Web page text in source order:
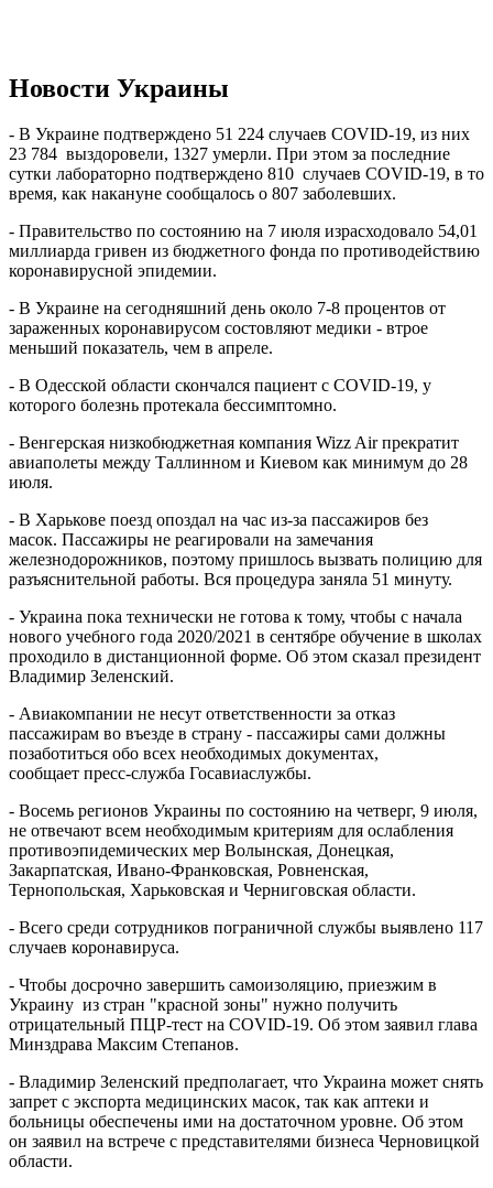
Новости Украины
- В Украине подтверждено 51 224 случаев COVID-19, из них
23 784 выздоровели, 1327 умерли. При этом за последние
сутки лабораторно подтверждено 810 случаев COVID-19, в то
время, как накануне сообщалось о 807 заболевших.
- Правительство по состоянию на 7 июля израсходовало 54,01
миллиарда гривен из бюджетного фонда по противодействию
коронавирусной эпидемии.
- В Украине на сегодняшний день около 7-8 процентов от
зараженных коронавирусом состовляют медики - втрое
меньший показатель, чем в апреле.
- В Одесской области скончался пациент с COVID-19, у
которого болезнь протекала бессимптомно.
- Венгерская низкобюджетная компания Wizz Air прекратит
авиаполеты между Таллинном и Киевом как минимум до 28
июля.
- В Харькове поезд опоздал на час из-за пассажиров без
масок. Пассажиры не реагировали на замечания
железнодорожников, поэтому пришлось вызвать полицию для
разъяснительной работы. Вся процедура заняла 51 минуту.
- Украина пока технически не готова к тому, чтобы с начала
нового учебного года 2020/2021 в сентябре обучение в школах
проходило в дистанционной форме. Об этом сказал президент
Владимир Зеленский.
- Авиакомпании не несут ответственности за отказ
пассажирам во въезде в страну - пассажиры сами должны
позаботиться обо всех необходимых документах,
сообщает пресс-служба Госавиаслужбы.
- Восемь регионов Украины по состоянию на четверг, 9 июля,
не отвечают всем необходимым критериям для ослабления
противоэпидемических мер Волынская, Донецкая,
Закарпатская, Ивано-Франковская, Ровненская,
Тернопольская, Харьковская и Черниговская области.
- Всего среди сотрудников пограничной службы выявлено 117
случаев коронавируса.
- Чтобы досрочно завершить самоизоляцию, приезжим в
Украину из стран "красной зоны" нужно получить
отрицательный ПЦР-тест на COVID-19. Об этом заявил глава
Минздрава Максим Степанов.
- Владимир Зеленский предполагает, что Украина может снять
запрет с экспорта медицинских масок, так как аптеки и
больницы обеспечены ими на достаточном уровне. Об этом
он заявил на встрече с представителями бизнеса Черновицкой
области.